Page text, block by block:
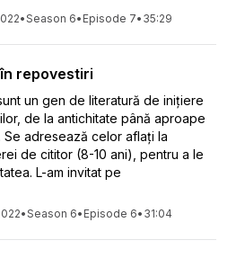
•Season 6• Episode 7• 35:29
repovestiri
un gen de literatură de inițiere
de la antichitate până aproape
Se adresează celor aflați la
de cititor (8-10 ani), pentru a le
L-am invitat pe
•Season 6• Episode 6• 31:04